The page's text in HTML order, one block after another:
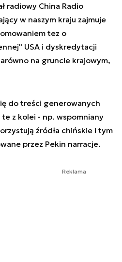
radiowy China Radio
w naszym kraju zajmuje
tez o
USA i dyskredytacji
na gruncie krajowym,
do treści generowanych
z kolei - np. wspomniany
źródła chińskie i tym
przez Pekin narracje.
Reklama